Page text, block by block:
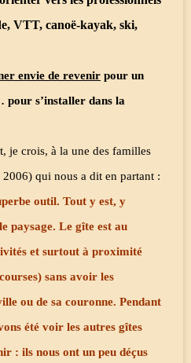
VTT, canoë-kayak, ski,
envie de revenir pour un
s’installer dans la
je crois, à la une des familles
qui nous a dit en partant :
outil. Tout y est, y
paysage. Le gîte est au
et surtout à proximité
sans avoir les
ou de sa couronne. Pendant
été voir les autres gîtes
: ils nous ont un peu déçus